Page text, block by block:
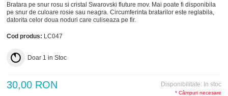
Bratara pe snur rosu si cristal Swarovski fluture mov. Mai poate fi disponibila
pe snur de culoare rosie sau neagra. Circumferinta bratarilor este reglabila,
datorita celor doua noduri care culiseaza pe fir.
Cod produs: LC047
Doar 1 in Stoc
Disponibilitate: In stoc
30,00 RON
* Câmpuri necesare